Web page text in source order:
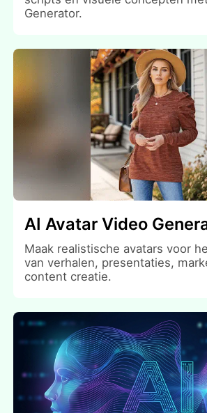
Generator.
AI Avatar Video
Maak realistische avatars voor
van verhalen, presentaties,
content creatie.